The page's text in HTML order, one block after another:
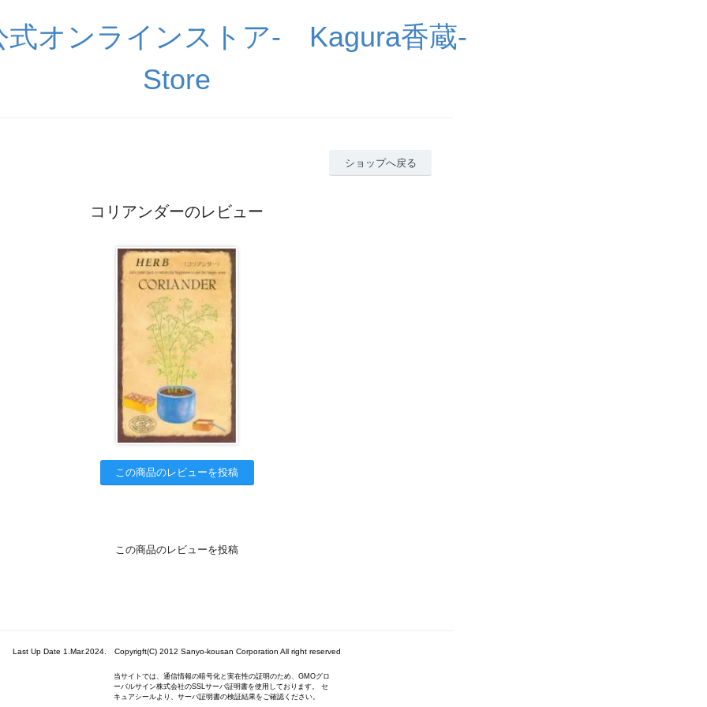
式オンラインストア- Kagura香蔵-
Store
ショップへ戻る
コリアンダーのレビュー
この商品のレビューを投稿
この商品のレビューを投稿
Last Up Date 1.Mar.2024. Copyrigft(C) 2012 Sanyo-kousan Corporation All right reserved
当サイトでは、通信情報の暗号化と実在性の証明のため、GMOグロ
ーバルサイン株式会社のSSLサーバ証明書を使用しております。 セ
キュアシールより、サーバ証明書の検証結果をご確認ください。